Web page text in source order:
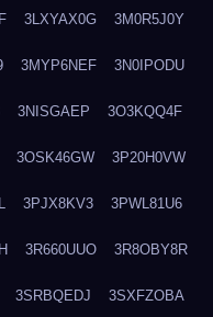
3LXYAX0G 3M0R5J0Y
3MYP6NEF 3N0IPODU
3NISGAEP 3O3KQQ4F
3OSK46GW 3P20H0VW
3PJX8KV3 3PWL81U6
3R660UUO 3R8OBY8R
3SRBQEDJ 3SXFZOBA